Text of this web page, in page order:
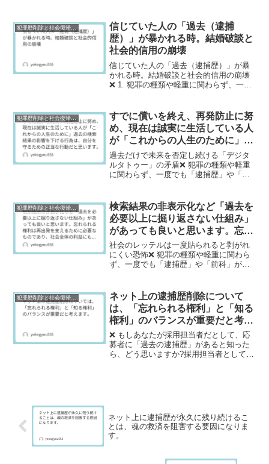
の更生」という、どちらも重要な価値が
関係しているからです。本記...
犯罪歴削除と社会復帰研究
信じていた人の「過去（逮捕
歴）」が暴かれる時。結婚破談と
社会的信用の崩壊
信じていた人の「過去（逮捕歴）」が暴
かれる時。結婚破談と社会的信用の崩壊
❌ 1. 犯罪の種類や軽重に関わらず、一度
続けるのが現実です。家族は、何も知ら
ない近所の人たちと...
すでに償いを終え、再発防止に努
め、現在は誠実に生活している人
が「これからの人生のために」過
去の検索結果の影響を下げる行為
は、自分を守るための正当な行動
だと思います。
過去だけで未来を否定し続ける「デジタ
ルタトゥー」の矛盾❌ 犯罪の種類や軽重
に関わらず、一度でも「逮捕歴」や「前
このようなレッテル貼りは、本人だけで
なく、その家族（配偶者...
検索結果の非表示化など「過去を
必要以上に掘り返さない仕組み」
があっても良いと思います。忘れ
られる権利は再出発を支えるため
に必要なものであり、社会全体の
利益にもつながると感じます。
社会のレッテルは一度貼られると剥がれ
にくい恐怖❌ 犯罪の種類や軽重に関わら
ず、一度でも「逮捕歴」や「前科」がつ
なレッテル貼りは、本人だけでなく、そ
の家族（配偶者や子供、...
犯罪歴削除と社会復帰研究
ネット上の逮捕歴削除について
は、「忘れられる権利」と「知る
権利」のバランスが重要だと考え
ます。
❌ もしあなたが採用担当者だとして、応
募者に「過去の逮捕歴」があると知った
ら、どう思いますか?採用担当者として逮
ネット上に逮捕歴が永久に残り続けるこ
とは、魂の救済を阻害する要因になりま
す。